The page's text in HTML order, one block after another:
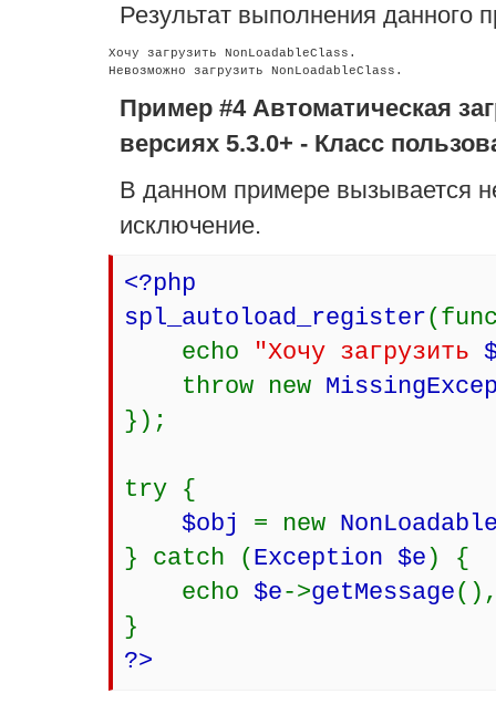
Результат выполнения данного
Хочу загрузить NonLoadableClass.
Пример #4 Автоматическая
версиях 5.3.0+ - Класс
В данном примере вызывается
исключение.
<?php
spl_autoload_register
echo
"Хочу загрузить
throw new
});
try {
$obj = new
} catch ( Exception $e ) {
echo $e->getMessage
}
?>